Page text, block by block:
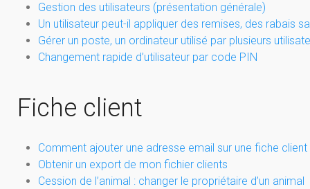
Gestion des utilisateurs (présentation générale)
Un utilisateur peut-il appliquer des remises, des rabais
Gérer un poste, un ordinateur utilisé par plusieurs
Changement rapide d’utilisateur par code PIN
Fiche client
Comment ajouter une adresse email sur une fiche client
Obtenir un export de mon fichier clients
Cession de l’animal : changer le propriétaire d’un animal